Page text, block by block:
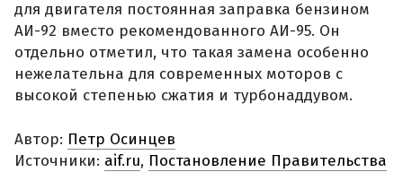
для двигателя постоянная заправка бензином
АИ-92 вместо рекомендованного АИ-95. Он
отдельно отметил, что такая замена особенно
нежелательна для современных моторов с
высокой степенью сжатия и турбонаддувом.
Автор: Петр Осинцев
Источники: aif.ru, Постановление Правительства